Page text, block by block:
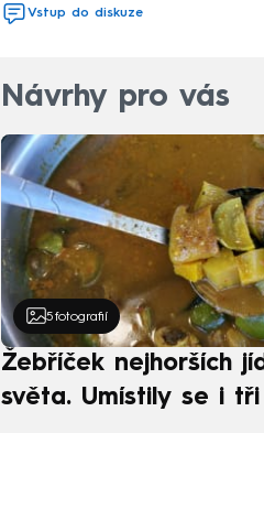
Vstup do diskuze
Návrhy pro vás
5 fotografií
Žebříček nejhorších
světa. Umístily se i tři